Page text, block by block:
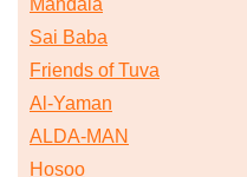
Mandala
Sai Baba
Friends of Tuva
Al-Yaman
ALDA-MAN
Hosoo